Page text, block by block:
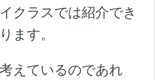
クラスでは紹介でき
ます。
えているのであれ